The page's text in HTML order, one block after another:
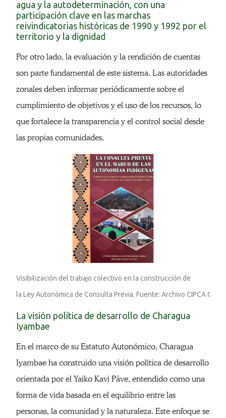
agua y la autodeterminación, con una
participación clave en las marchas
reivindicatorias históricas de 1990 y 1992 por el
territorio y la dignidad
Por otro lado, la evaluación y la rendición de cuentas
son parte fundamental de este sistema. Las autoridades
zonales deben informar periódicamente sobre el
cumplimiento de objetivos y el uso de los recursos, lo
que fortalece la transparencia y el control social desde
las propias comunidades.
Visibilización del trabajo colectivo en la construcción de
la Ley Autonómica de Consulta Previa. Fuente: Archivo CIPCA
La visión política de desarrollo de Charagua
Iyambae
En el marco de su Estatuto Autonómico, Charagua
Iyambae ha construido una visión política de desarrollo
orientada por el Yaiko Kavi Päve, entendido como una
forma de vida basada en el equilibrio entre las
personas, la comunidad y la naturaleza. Este enfoque se